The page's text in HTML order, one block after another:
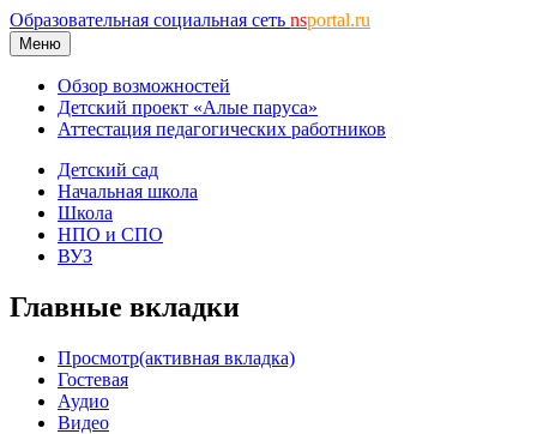
Образовательная социальная сеть nsportal.ru
Меню
Обзор возможностей
Детский проект «Алые паруса»
Аттестация педагогических работников
Детский сад
Начальная школа
Школа
НПО и СПО
ВУЗ
Главные вкладки
Просмотр(активная вкладка)
Гостевая
Аудио
Видео